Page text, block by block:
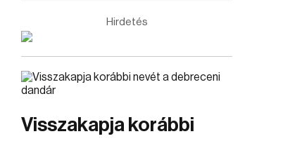
Hirdetés
Visszakapja korábbi